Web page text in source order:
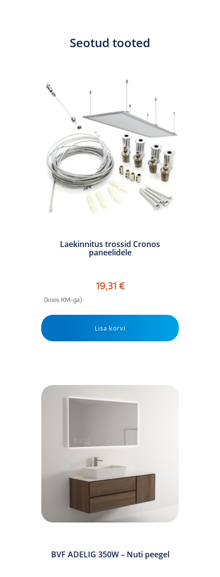
Seotud tooted
Laekinnitus trossid Cronos
paneelidele
19,31 €
(koos KM-ga)
Lisa korvi
BVF ADELIG 350W – Nuti peegel